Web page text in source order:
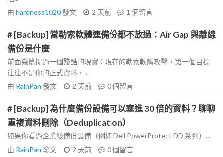
由 hardness1020發文 2 天前 1 個留言
# [Backup] 當勒索軟體連備份都不放過：Air Gap 與離線
備份是什麼
前面幾篇提過一個殘酷的現實：現在的勒索軟體攻擊，第一個目標
往往不是你的正式資料，...
由 RainPan 發文 2 天前 0個留言
# [Backup] 為什麼備份設備可以塞進 30 倍的資料？聊聊
重複資料刪除（Deduplication）
如果你看過企業級備份設備（例如 Dell PowerProtect DD 系列）...
由 RainPan 發文 2 天前 0個留言